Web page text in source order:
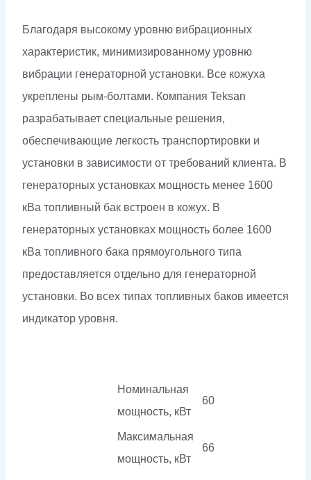
Благодаря высокому уровню вибрационных
характеристик, минимизированному уровню
вибрации генераторной установки. Все кожуха
укреплены рым-болтами. Компания Teksan
разрабатывает специальные решения,
обеспечивающие легкость транспортировки и
установки в зависимости от требований клиента. В
генераторных установках мощность менее 1600
кВа топливный бак встроен в кожух. В
генераторных установках мощность более 1600
кВа топливного бака прямоугольного типа
предоставляется отдельно для генераторной
установки. Во всех типах топливных баков имеется
индикатор уровня.
Номинальная
мощность, кВт
60
Максимальная
мощность, кВт
66